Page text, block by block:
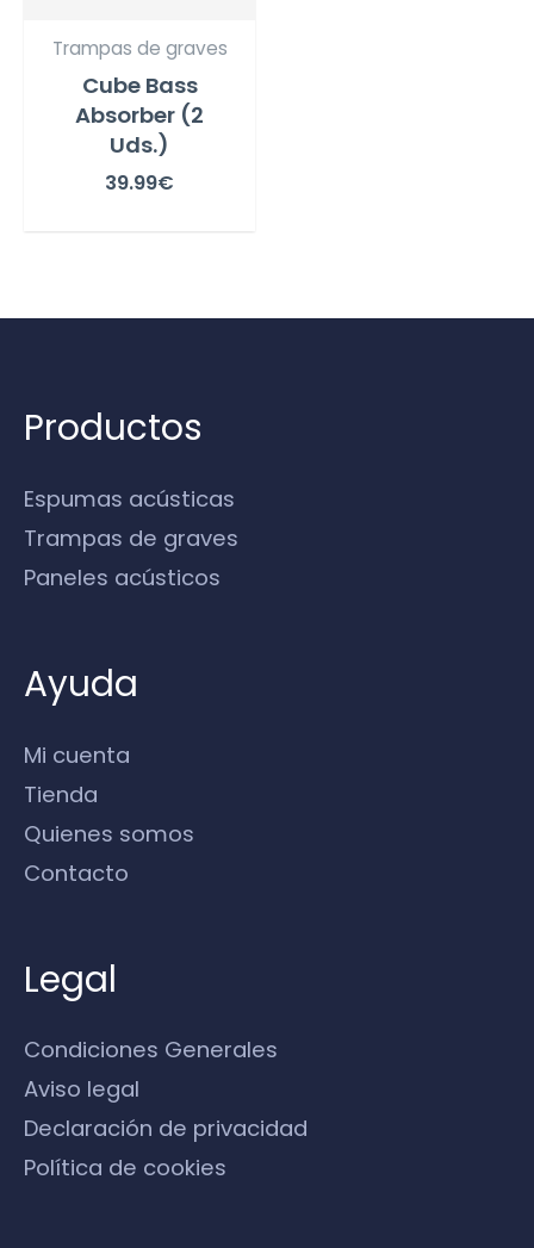
Trampas de graves
Cube Bass
Absorber (2
Uds.)
39.99€
Productos
Espumas acústicas
Trampas de graves
Paneles acústicos
Ayuda
Mi cuenta
Tienda
Quienes somos
Contacto
Legal
Condiciones Generales
Aviso legal
Declaración de privacidad
Política de cookies